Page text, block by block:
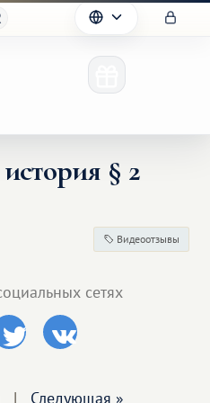
§ 2
Видеоотзывы
сетях
| Следующая »